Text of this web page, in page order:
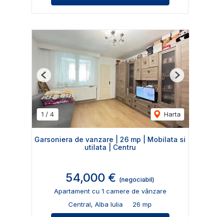
1 / 4 Harta
Previous Next
Garsoniera de vanzare | 26 mp | Mobilata si
utilata | Centru
54,000 € (negociabil)
Apartament cu 1 camere de vânzare
Central, Alba Iulia
26 mp